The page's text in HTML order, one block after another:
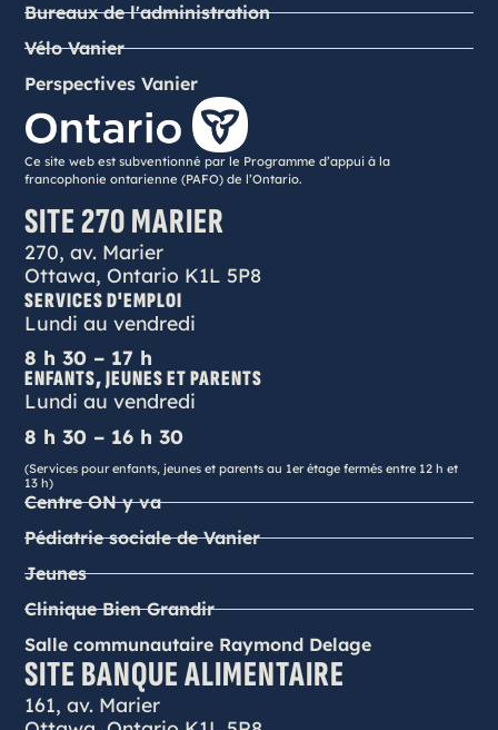
Bureaux de l'administration
Vélo Vanier
Perspectives Vanier
Ce site web est subventionné par le Programme d’appui à la
francophonie ontarienne (PAFO) de l’Ontario.
SITE 270 MARIER
270, av. Marier
Ottawa, Ontario K1L 5P8
SERVICES D'EMPLOI
Lundi au vendredi
8 h 30 – 17 h
ENFANTS, JEUNES ET PARENTS
Lundi au vendredi
8 h 30 – 16 h 30
(Services pour enfants, jeunes et parents au 1er étage fermés entre 12 h et
13 h)
Centre ON y va
Pédiatrie sociale de Vanier
Jeunes
Clinique Bien Grandir
Salle communautaire Raymond Delage
SITE BANQUE ALIMENTAIRE
161, av. Marier